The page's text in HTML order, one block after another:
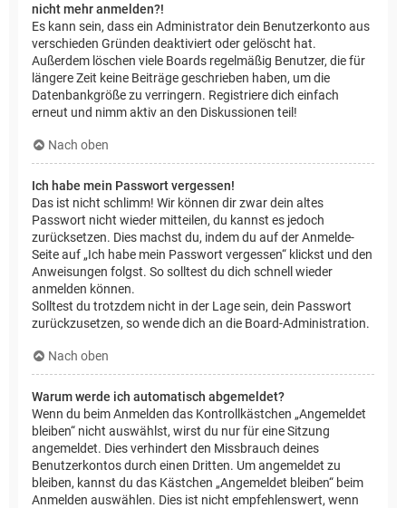
nicht mehr anmelden?!
Es kann sein, dass ein Administrator dein Benutzerkonto aus
verschieden Gründen deaktiviert oder gelöscht hat.
Außerdem löschen viele Boards regelmäßig Benutzer, die für
längere Zeit keine Beiträge geschrieben haben, um die
Datenbankgröße zu verringern. Registriere dich einfach
erneut und nimm aktiv an den Diskussionen teil!
Nach oben
Ich habe mein Passwort vergessen!
Das ist nicht schlimm! Wir können dir zwar dein altes
Passwort nicht wieder mitteilen, du kannst es jedoch
zurücksetzen. Dies machst du, indem du auf der Anmelde-
Seite auf „Ich habe mein Passwort vergessen“ klickst und den
Anweisungen folgst. So solltest du dich schnell wieder
anmelden können.
Solltest du trotzdem nicht in der Lage sein, dein Passwort
zurückzusetzen, so wende dich an die Board-Administration.
Nach oben
Warum werde ich automatisch abgemeldet?
Wenn du beim Anmelden das Kontrollkästchen „Angemeldet
bleiben“ nicht auswählst, wirst du nur für eine Sitzung
angemeldet. Dies verhindert den Missbrauch deines
Benutzerkontos durch einen Dritten. Um angemeldet zu
bleiben, kannst du das Kästchen „Angemeldet bleiben“ beim
Anmelden auswählen. Dies ist nicht empfehlenswert, wenn